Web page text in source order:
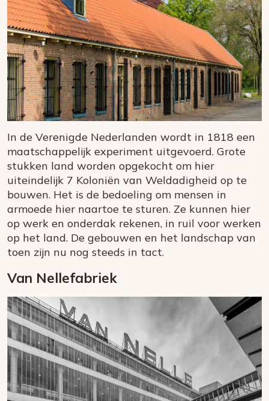
In de Verenigde Nederlanden wordt in 1818 een
maatschappelijk experiment uitgevoerd. Grote
stukken land worden opgekocht om hier
uiteindelijk 7 Koloniën van Weldadigheid op te
bouwen. Het is de bedoeling om mensen in
armoede hier naartoe te sturen. Ze kunnen hier
op werk en onderdak rekenen, in ruil voor werken
op het land. De gebouwen en het landschap van
toen zijn nu nog steeds in tact.
Van Nellefabriek